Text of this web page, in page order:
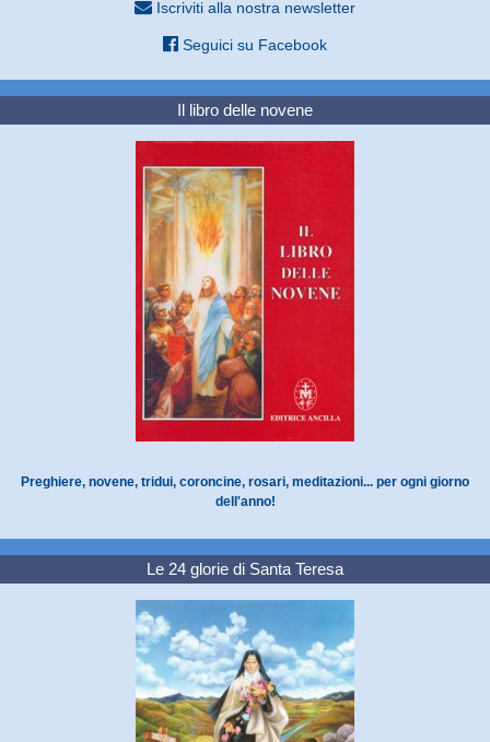
Iscriviti alla nostra newsletter
Seguici su Facebook
Il libro delle novene
Preghiere, novene, tridui, coroncine, rosari, meditazioni... per ogni giorno
dell'anno!
Le 24 glorie di Santa Teresa